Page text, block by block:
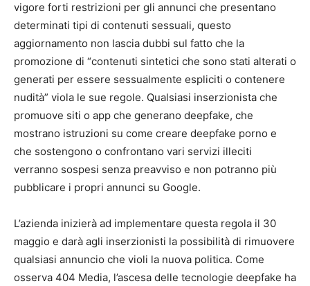
vigore forti restrizioni per gli annunci che presentano
determinati tipi di contenuti sessuali, questo
aggiornamento non lascia dubbi sul fatto che la
promozione di “contenuti sintetici che sono stati alterati o
generati per essere sessualmente espliciti o contenere
nudità” viola le sue regole. Qualsiasi inserzionista che
promuove siti o app che generano deepfake, che
mostrano istruzioni su come creare deepfake porno e
che sostengono o confrontano vari servizi illeciti
verranno sospesi senza preavviso e non potranno più
pubblicare i propri annunci su Google.
L’azienda inizierà ad implementare questa regola il 30
maggio e darà agli inserzionisti la possibilità di rimuovere
qualsiasi annuncio che violi la nuova politica. Come
osserva 404 Media, l’ascesa delle tecnologie deepfake ha